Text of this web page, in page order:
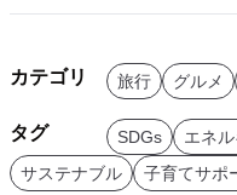
カテゴリ 旅行 グルメ
タグ SDGs エネ
サステナブル
子育てサポ